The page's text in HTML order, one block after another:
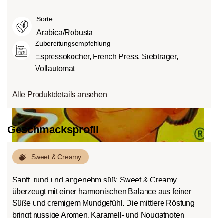
sauer als helle Röstungen, mit
ausgewogenem Geschmack und vollem
Körper.
Dunkle Röstung (French-/Italian):
Schokoladig süßer Körper mit
Bitterstoffen bei geringem Säureanteil.
verschiedenen Faktoren wie der
Bohnensorte, Anbauhöhe, Herkunft und
besonders der Röstung ab.
Sorte
Arabica/Robusta
Zubereitungsempfehlung
Espressokocher, French Press, Siebträger,
Vollautomat
Alle Produktdetails ansehen
Geschmacksprofil
Sweet & Creamy
Sanft, rund und angenehm süß: Sweet & Creamy
überzeugt mit einer harmonischen Balance aus feiner
Süße und cremigem Mundgefühl. Die mittlere Röstung
bringt nussige Aromen, Karamell- und Nougatnoten